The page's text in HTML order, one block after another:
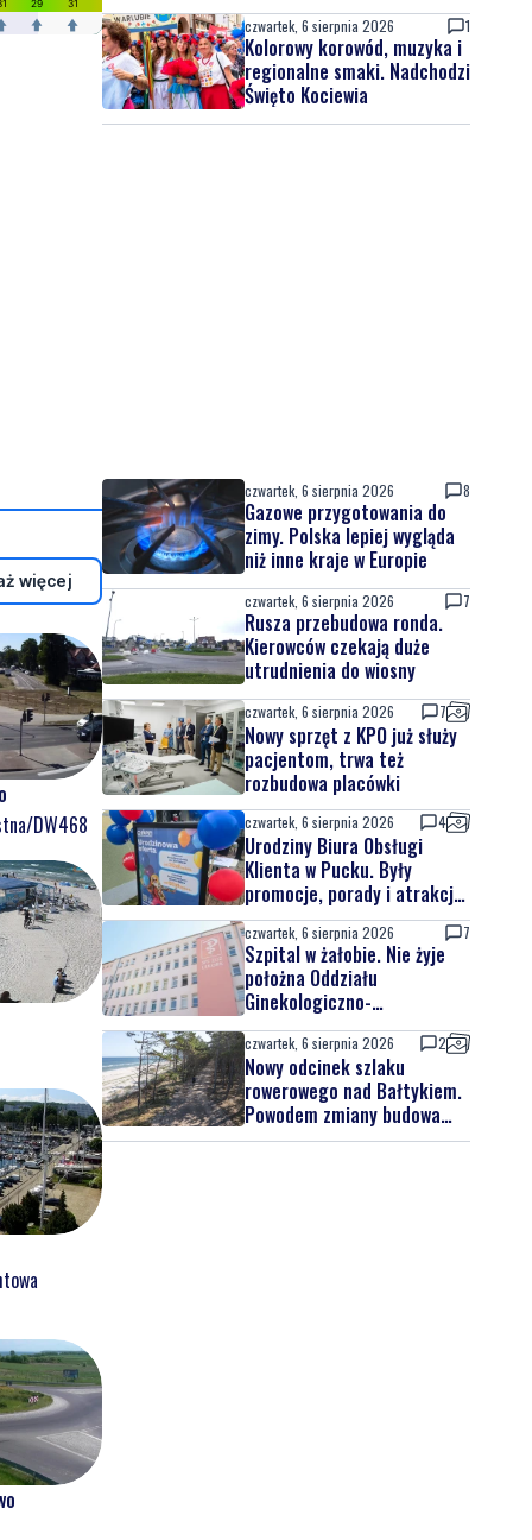
więcej
DW468
czwartek, 6 sierpnia 2026 1
Kolorowy korowód, muzyka i
regionalne smaki. Nadchodzi
Święto Kociewia
czwartek, 6 sierpnia 2026 8
Gazowe przygotowania do
zimy. Polska lepiej wygląda
niż inne kraje w Europie
czwartek, 6 sierpnia 2026 7
Rusza przebudowa ronda.
Kierowców czekają duże
utrudnienia do wiosny
czwartek, 6 sierpnia 2026 7
Nowy sprzęt z KPO już służy
pacjentom, trwa też
rozbudowa placówki
czwartek, 6 sierpnia 2026 4
Urodziny Biura Obsługi
Klienta w Pucku. Były
promocje, porady i atrakcje
dla najmłodszych
czwartek, 6 sierpnia 2026 7
Szpital w żałobie. Nie żyje
położna Oddziału
Ginekologiczno-
Położniczego
czwartek, 6 sierpnia 2026 2
Nowy odcinek szlaku
rowerowego nad Bałtykiem.
Powodem zmiany budowa
elektrowni jądrowej